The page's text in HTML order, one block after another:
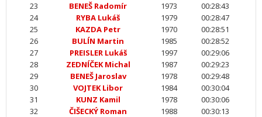
23
BENEŠ Radomír 1973
00:28:43
24
RYBA Lukáš 1979
00:28:47
25
KAZDA Petr 1970
00:28:51
26
BULÍN Martin 1985
00:28:52
27
PREISLER Lukáš 1997
00:29:06
28
ZEDNÍČEK Michal 1987
00:29:23
29
BENEŠ Jaroslav 1978
00:29:48
30
VOJTEK Libor 1984
00:30:04
31
KUNZ Kamil 1978
00:30:06
32
ČIŠECKÝ Roman 1988
00:30:13